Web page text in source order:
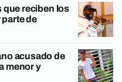
que reciben los
parte de
acusado de
menor y